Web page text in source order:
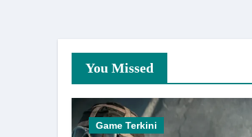
You Missed
Game Terkini